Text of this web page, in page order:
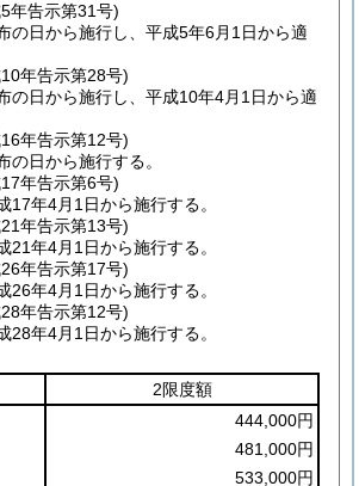
年告示第31号)
の日から施行し、平成5年6月1日から適
年告示第28号)
の日から施行し、平成10年4月1日から適
年告示第12号)
の日から施行する。
年告示第6号)
17年4月1日から施行する。
年告示第13号)
21年4月1日から施行する。
年告示第17号)
26年4月1日から施行する。
年告示第12号)
28年4月1日から施行する。
2限度額
444,000円
481,000円
533,000円